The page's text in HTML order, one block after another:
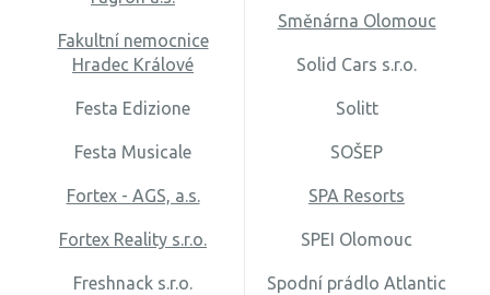
Fakultní nemocnice
Hradec Králové
Festa Edizione
Festa Musicale
Fortex - AGS, a.s.
Fortex Reality s.r.o.
Freshnack s.r.o.
Směnárna Olomouc
Solid Cars s.r.o.
Solitt
SOŠEP
SPA Resorts
SPEI Olomouc
Spodní prádlo Atlantic